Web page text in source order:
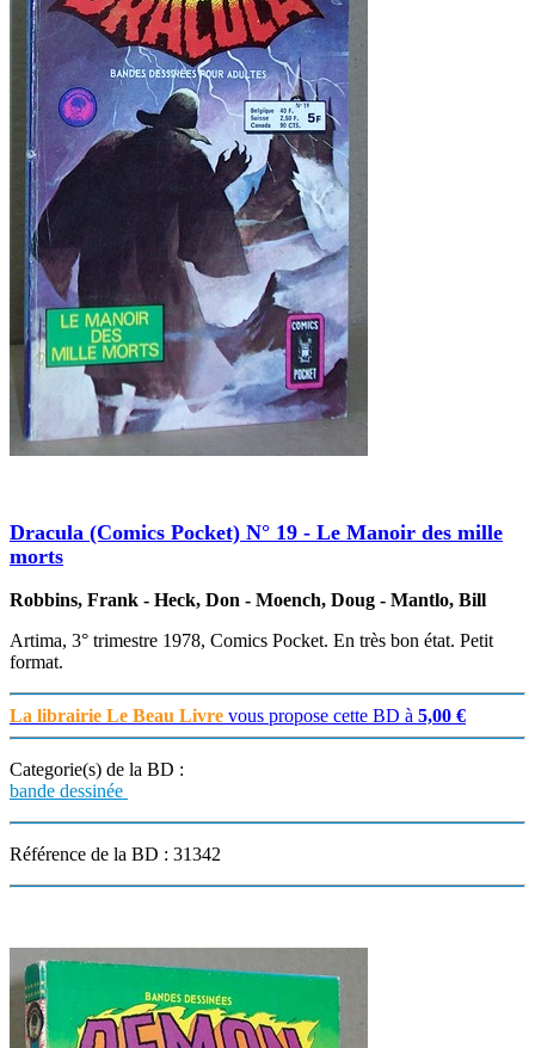
Dracula (Comics Pocket) N° 19 - Le Manoir des mille
morts
Robbins, Frank - Heck, Don - Moench, Doug - Mantlo, Bill
Artima, 3° trimestre 1978, Comics Pocket. En très bon état. Petit
format.
La librairie Le Beau Livre vous propose cette BD à 5,00 €
Categorie(s) de la BD :
bande dessinée
Référence de la BD : 31342